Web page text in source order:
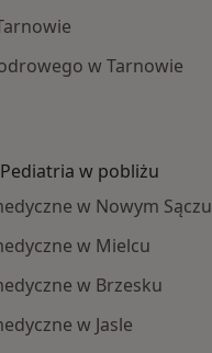
w Tarnowie
w pobliżu
w Nowym Sączu
w Mielcu
w Brzesku
w Jasle